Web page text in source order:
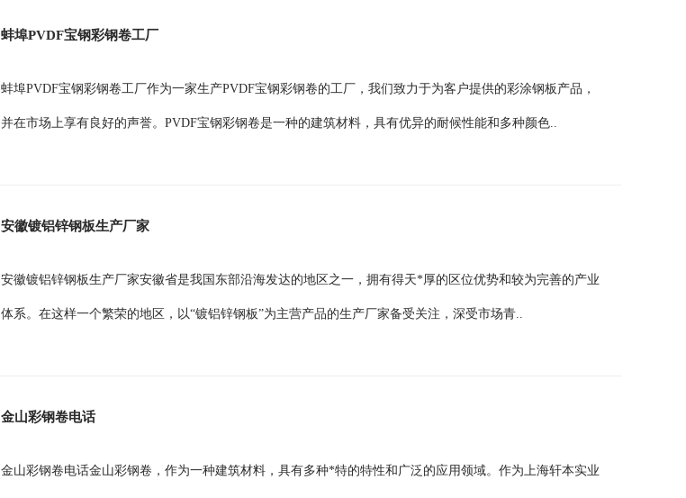
蚌埠PVDF宝钢彩钢卷工厂
蚌埠PVDF宝钢彩钢卷工厂作为一家生产PVDF宝钢彩钢卷的工厂，我们致力于为客户提供的彩涂钢板产品，
并在市场上享有良好的声誉。PVDF宝钢彩钢卷是一种的建筑材料，具有优异的耐候性能和多种颜色..
安徽镀铝锌钢板生产厂家
安徽镀铝锌钢板生产厂家安徽省是我国东部沿海发达的地区之一，拥有得天*厚的区位优势和较为完善的产业
体系。在这样一个繁荣的地区，以“镀铝锌钢板”为主营产品的生产厂家备受关注，深受市场青..
金山彩钢卷电话
金山彩钢卷电话金山彩钢卷，作为一种建筑材料，具有多种*特的特性和广泛的应用领域。作为上海轩本实业